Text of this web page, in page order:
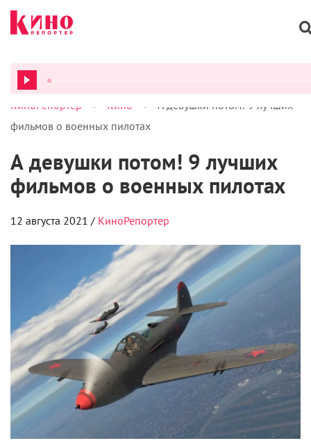
ВСЕ ПОДКАСТЫ
КиноРепортер > Кино >
А девушки потом! 9 лучших
фильмов о военных пилотах
А девушки потом! 9 лучших
фильмов о военных пилотах
12 августа 2021 / КиноРепортер